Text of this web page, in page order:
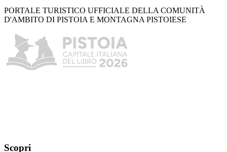
PORTALE TURISTICO UFFICIALE DELLA COMUNITÀ
D'AMBITO DI PISTOIA E MONTAGNA PISTOIESE
Scopri